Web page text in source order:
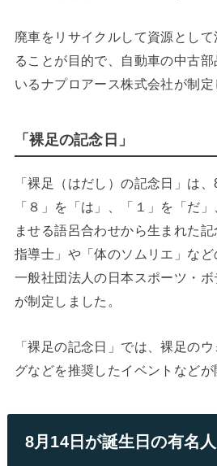
廃車をリサイクルして資源とし
ることが目的で、自動車の中古
いるナプロアース株式会社が制定
「裸足の記念日」
「裸足（はだし）の記念日」は
「８」を「は」、「１」を「だ
ませる語呂合わせから生まれた
指導士」や「体のソムリエ」な
一般社団法人の日本スポーツ・
が制定しました。
「裸足の記念日」では、裸足の
グなどを推奨したイベントなどが
8月14日が誕生日の有名人